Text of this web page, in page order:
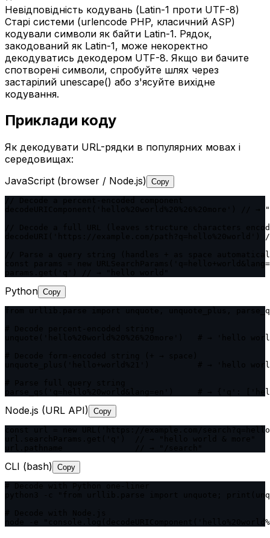
Невідповідність кодувань (Latin-1 проти UTF-8)
Старі системи (urlencode PHP, класичний ASP)
кодували символи як байти Latin-1. Рядок,
закодований як Latin-1, може некоректно
декодуватись декодером UTF-8. Якщо ви бачите
спотворені символи, спробуйте шлях через
застарілий unescape() або з'ясуйте вихідне
кодування.
Приклади коду
Як декодувати URL-рядки в популярних мовах і
середовищах:
JavaScript (browser / Node.js) Copy
decodeURIComponent('hello%20world%20%26%20more') //
// Decode a full URL (leaves structure characters
decodeURI('https://example.com/
// Parse a query string (handles + as space
const params = new
Python Copy
from urllib.parse import unquote, unquote_plus,
unquote('hello%20world%20%26%20more')   # → 'hello
unquote_plus('hello+world%21')          # → 'hello
parse_qs('q=hello%20world&lang=en')     # → {'q':
Node.js (URL API) Copy
const url = new URL('https://example.com/
CLI (bash) Copy
python3 -c "from urllib.parse import unquote;
node -e